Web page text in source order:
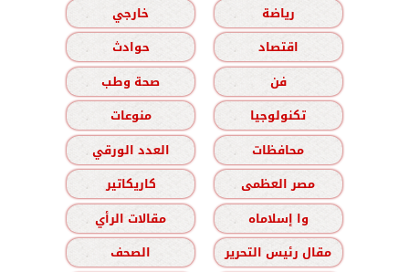
رياضة
خارجي
اقتصاد
حوادث
فن
صحة وطب
تكنولوجيا
منوعات
محافظات
العدد الورقي
مصر العظمى
كاريكاتير
وا إسلاماه
مقالات الرأي
مقال رئيس التحرير
الصحف